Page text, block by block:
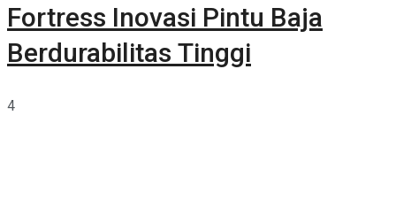
Fortress Inovasi Pintu Baja
Berdurabilitas Tinggi
4